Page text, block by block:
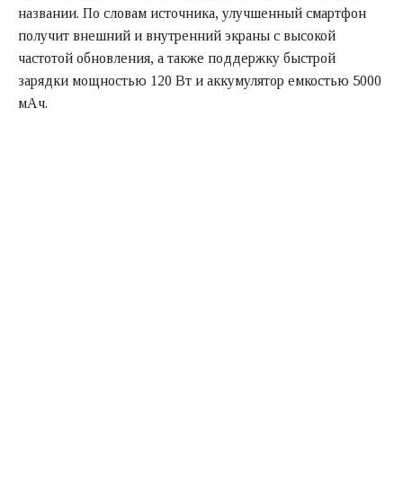
названии. По словам источника, улучшенный смартфон
получит внешний и внутренний экраны с высокой
частотой обновления, а также поддержку быстрой
зарядки мощностью 120 Вт и аккумулятор емкостью 5000
мАч.